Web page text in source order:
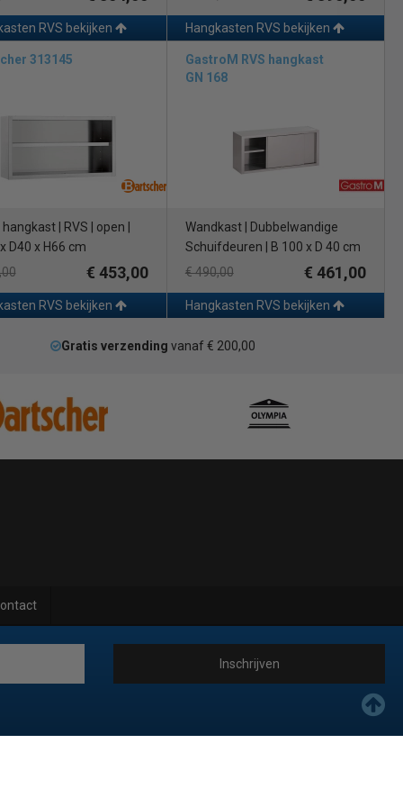
RVS bekijken Hangkasten RVS bekijken
313145
| RVS | open |
D40 x H66 cm
€ 453,00
RVS bekijken
GastroM RVS hangkast
GN 168
Wandkast | Dubbelwandige
Schuifdeuren | B 100 x D 40 cm
€ 490,00
€ 461,00
Hangkasten RVS bekijken
Gratis verzending vanaf € 200,00
Inschrijven